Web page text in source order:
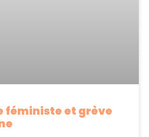
féministe et grève